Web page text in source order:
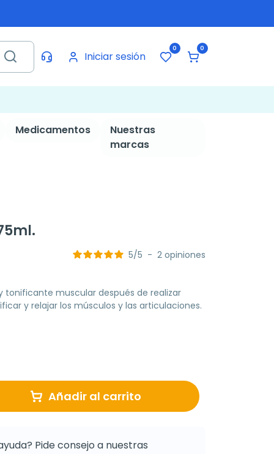
Iniciar sesión
0 0
Medicamentos
Nuestras
marcas
5/5 - 2 opiniones
tonificante muscular después de realizar
y relajar los músculos y las articulaciones.
Añadir al carrito
Pide consejo a nuestras